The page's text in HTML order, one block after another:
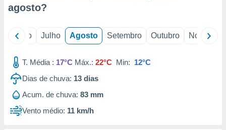
de
agosto?
Junho Julho Agosto Setembro Outubro Novembro
T. Média : 17°C Máx.: 22°C Min: 12°C
Dias de chuva: 13 dias
Acum. de chuva: 83 mm
Vento médio: 11 km/h